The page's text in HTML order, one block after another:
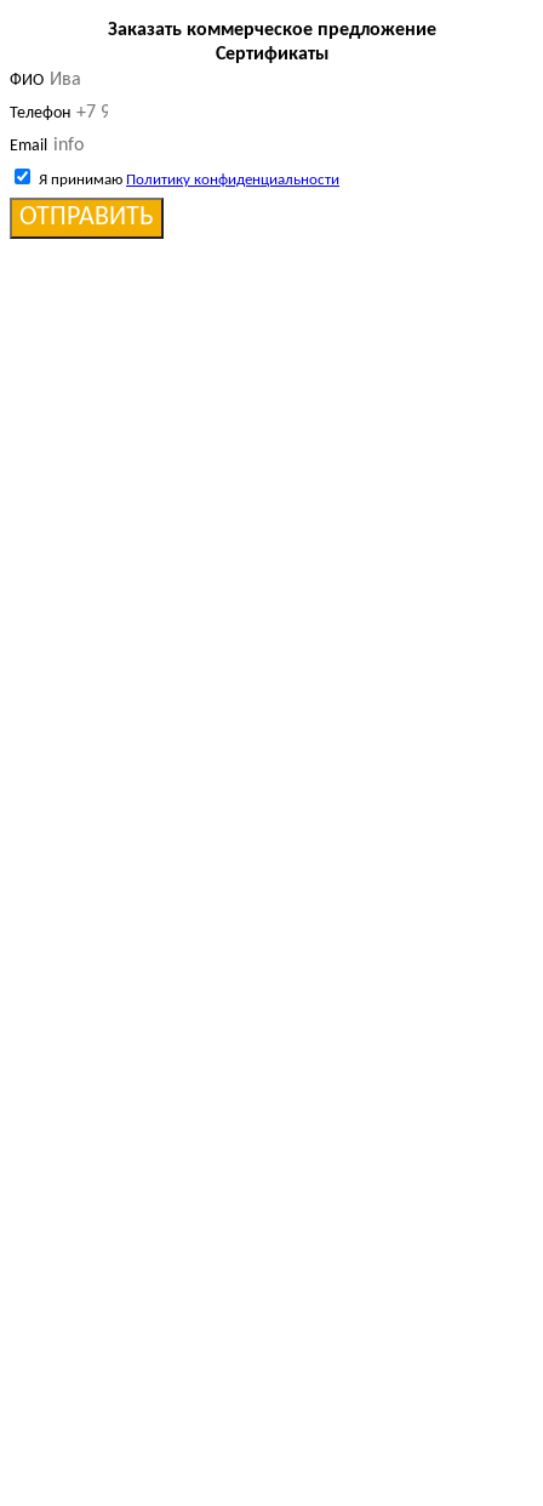
Заказать коммерческое предложение
Сертификаты
ФИО
Телефон
Email
Я принимаю Политику конфиденциальности
ОТПРАВИТЬ